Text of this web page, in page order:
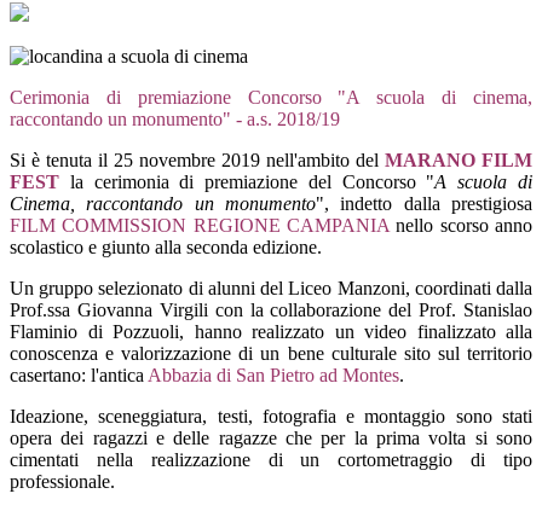
Cerimonia di premiazione Concorso "A scuola di cinema,
raccontando un monumento" - a.s. 2018/19
Si è tenuta il 25 novembre 2019 nell'ambito del MARANO FILM
FEST la cerimonia di premiazione del Concorso "A scuola di
Cinema, raccontando un monumento", indetto dalla prestigiosa
FILM COMMISSION REGIONE CAMPANIA nello scorso anno
scolastico e giunto alla seconda edizione.
Un gruppo selezionato di alunni del Liceo Manzoni, coordinati dalla
Prof.ssa Giovanna Virgili con la collaborazione del Prof. Stanislao
Flaminio di Pozzuoli, hanno realizzato un video finalizzato alla
conoscenza e valorizzazione di un bene culturale sito sul territorio
casertano: l'antica Abbazia di San Pietro ad Montes.
Ideazione, sceneggiatura, testi, fotografia e montaggio sono stati
opera dei ragazzi e delle ragazze che per la prima volta si sono
cimentati nella realizzazione di un cortometraggio di tipo
professionale.